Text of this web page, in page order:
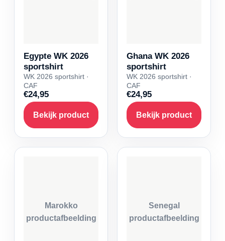
Egypte WK 2026
sportshirt
WK 2026 sportshirt ·
CAF
€24,95
Bekijk product
Ghana WK 2026
sportshirt
WK 2026 sportshirt ·
CAF
€24,95
Bekijk product
Marokko
productafbeelding
Senegal
productafbeelding